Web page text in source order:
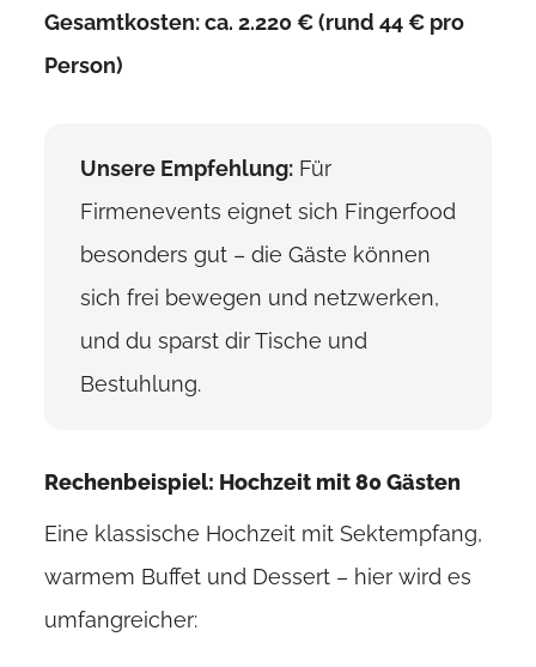
Gesamtkosten: ca. 2.220 € (rund 44 € pro
Person)
Unsere Empfehlung:Für
Firmenevents eignet sich Fingerfood
besonders gut – die Gäste können
sich frei bewegen und netzwerken,
und du sparst dir Tische und
Bestuhlung.
Rechenbeispiel: Hochzeit mit 80 Gästen
Eine klassische Hochzeit mit Sektempfang,
warmem Buffet und Dessert – hier wird es
umfangreicher: